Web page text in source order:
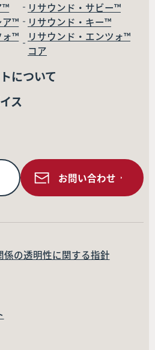
™
リサウンド・サビー™
ア™
リサウンド・キー™
ォ™
リサウンド・エンツォ™
コア
について
ス
お問い合わせ
係の透明性に関する指針